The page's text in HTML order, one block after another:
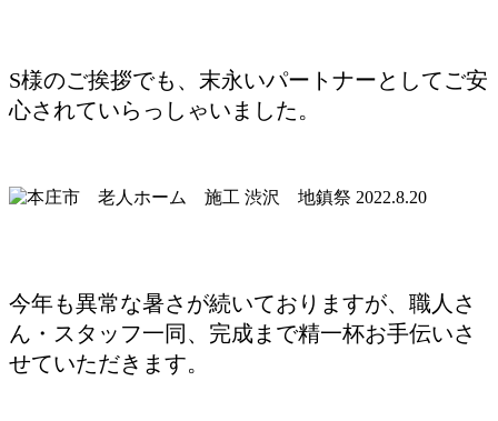
S様のご挨拶でも、末永いパートナーとしてご安
心されていらっしゃいました。
今年も異常な暑さが続いておりますが、職人さ
ん・スタッフ一同、完成まで精一杯お手伝いさ
せていただきます。